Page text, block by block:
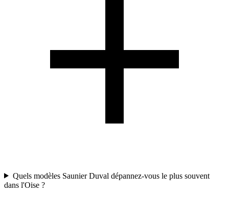
Quels modèles Saunier Duval dépannez-vous le plus souvent
dans l'Oise ?